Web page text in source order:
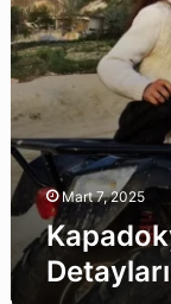
Mart 7, 2025